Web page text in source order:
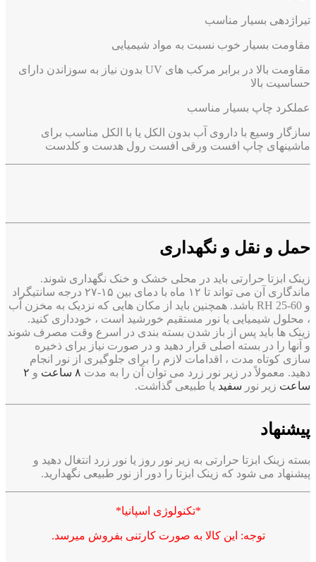
تیراژدهی بسیار مناسب
مقاومت بسیار خوب نسبت به مواد شیمیایی
مقاومت بالا در برابر مرکب های UV بدون نیاز به سوزاندن دارای
حساسیت بالا
عملکرد چاپ بسیار مناسب
سازگار وسیع با داروی آب بدون الکل یا با الکل مناسب برای
ماشینهای چاپ افست ورقی افست رول هدست و کلدست
حمل و نقل و نگهداری
زینک ابزتا حرارتی باید در محلی خشک و خنک نگهداری شوند.
ماندگاری آن می تواند تا ۱۲ ماه با دمای بین ۱۵-۲۷ درجه سانتیگراد
و RH 25-60 باشد. همچنین باید از مکان هایی که نزدیک به مخزن آب
، محلول شیمیایی یا نور مستقیم خورشید است ، خودداری کنید.
زینک ها باید پس از باز شدن بسته بندی در اسرع وقت مصرف شوند
و آنها را در بسته اصلی قرار دهید و در صورت نیاز برای ذخیره
سازی کوتاه مدت ، اقدامات لازم را برای جلوگیری از نور انجام
دهید. معمولاً در زیر نور زرد می توان آن را به مدت ۸ ساعت و ۲
ساعت زیر نور سفید یا طبیعی گذاشت.
پیشنهاد
بسته زینک ابزتا حرارتی به زیر نور روز یا نور زرد انتغال دهید و
پیشنهاد می شود که زینک ابزتا را دور از نور طبیعی نگهدارید.
*تکنولوژی اسپانیا*
توجه: این کالا به صورت کارتنی بفروش میرسد.